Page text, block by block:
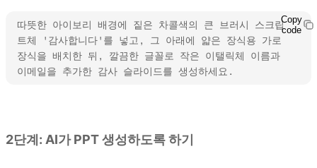
따뜻한 아이보리 배경에 짙은 차콜색의 큰 브러시 스크립
트체 '감사합니다'를 넣고, 그 아래에 얇은 장식용 가로
장식을 배치한 뒤, 깔끔한 글꼴로 작은 이탤릭체 이름과
이메일을 추가한 감사 슬라이드를 생성하세요.
Copy
code
2단계: AI가 PPT 생성하도록 하기